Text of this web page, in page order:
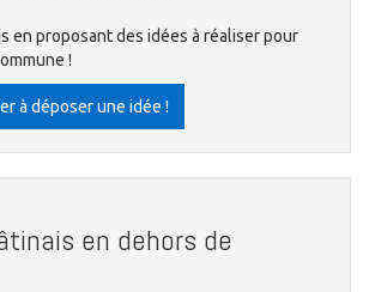
en proposant des idées à réaliser pour
!
à déposer une idée !
en dehors de